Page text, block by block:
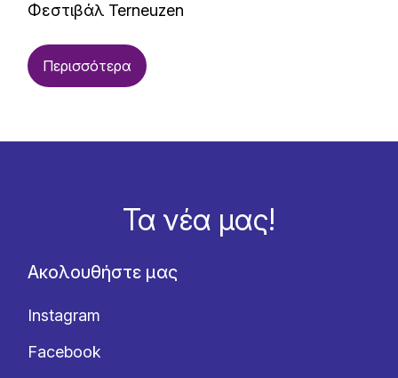
Φεστιβάλ Terneuzen
Περισσότερα
Τα νέα μας!
Ακολουθήστε μας
Instagram
Facebook